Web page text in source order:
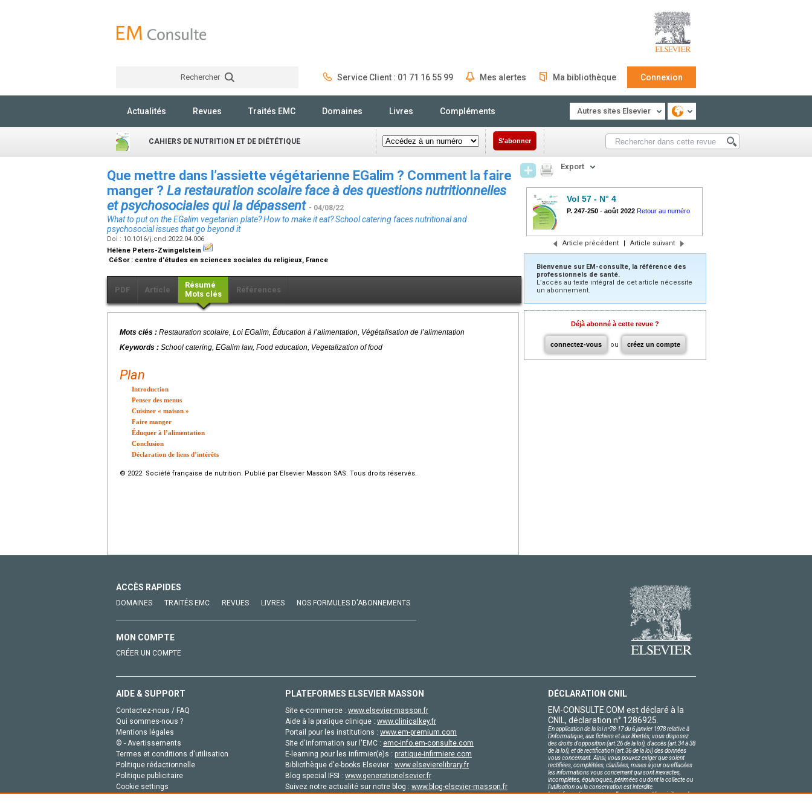
Rechercher Service Client : 01 71 16 55 99 Mes alertes Ma bibliothèque Connexion
Actualités Revues Traités EMC Domaines Livres Compléments Autres sites Elsevier
CAHIERS DE NUTRITION ET DE DIÉTÉTIQUE S'abonner
Que mettre dans l’assiette végétarienne EGalim ? Comment la faire
manger ? La restauration scolaire face à des questions nutritionnelles
et psychosociales qui la dépassent - 04/08/22
What to put on the EGalim vegetarian plate? How to make it eat? School catering faces nutritional and
psychosocial issues that go beyond it
Doi : 10.1016/j.cnd.2022.04.006
Hélène Peters-Zwingelstein
CéSor : centre d’études en sciences sociales du religieux, France
PDF Article
Résumé
Mots clés
Références
Mots clés : Restauration scolaire, Loi EGalim, Éducation à l’alimentation, Végétalisation de l’alimentation
Keywords : School catering, EGalim law, Food education, Vegetalization of food
Plan
Introduction
Penser des menus
Cuisiner « maison »
Faire manger
Éduquer à l’alimentation
Conclusion
Déclaration de liens d’intérêts
© 2022 Société française de nutrition. Publié par Elsevier Masson SAS. Tous droits réservés.
Export
Vol 57 - N° 4
P. 247-250 - août 2022 Retour au numéro
Article précédent | Article suivant
Bienvenue sur EM-consulte, la référence des
professionnels de santé.
L’accès au texte intégral de cet article nécessite
un abonnement.
Déjà abonné à cette revue ?
connectez-vous ou créez un compte
ACCÈS RAPIDES
DOMAINES TRAITÉS EMC REVUES LIVRES NOS FORMULES D'ABONNEMENTS
MON COMPTE
CRÉER UN COMPTE
AIDE & SUPPORT
Contactez-nous / FAQ
Qui sommes-nous ?
Mentions légales
© - Avertissements
Termes et conditions d'utilisation
Politique rédactionnelle
Politique publicitaire
Cookie settings
PLATEFORMES ELSEVIER MASSON
Site e-commerce : www.elsevier-masson.fr
Aide à la pratique clinique : www.clinicalkey.fr
Portail pour les institutions : www.em-premium.com
Site d'information sur l'EMC : emc-info.em-consulte.com
E-learning pour les infirmier(e)s : pratique-infirmiere.com
Bibliothèque d'e-books Elsevier : www.elsevierelibrary.fr
Blog special IFSI : www.generationelsevier.fr
Suivez notre actualité sur notre blog : www.blog-elsevier-masson.fr
DÉCLARATION CNIL
EM-CONSULTE.COM est déclaré à la
CNIL, déclaration n° 1286925.
En application de la loi nº78-17 du 6 janvier 1978 relative à
l'informatique, aux fichiers et aux libertés, vous disposez
des droits d'opposition (art.26 de la loi), d'accès (art.34 à 38
de la loi), et de rectification (art.36 de la loi) des données
vous concernant. Ainsi, vous pouvez exiger que soient
rectifiées, complétées, clarifiées, mises à jour ou effacées
les informations vous concernant qui sont inexactes,
incomplètes, équivoques, périmées ou dont la collecte ou
l'utilisation ou la conservation est interdite.
Les informations personnelles concernant les visiteurs de